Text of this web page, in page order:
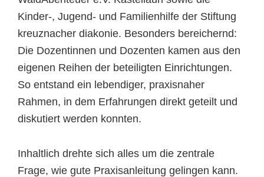
Kinder-, Jugend- und Familienhilfe der Stiftung
kreuznacher diakonie. Besonders bereichernd:
Die Dozentinnen und Dozenten kamen aus den
eigenen Reihen der beteiligten Einrichtungen.
So entstand ein lebendiger, praxisnaher
Rahmen, in dem Erfahrungen direkt geteilt und
diskutiert werden konnten.
Inhaltlich drehte sich alles um die zentrale
Frage, wie gute Praxisanleitung gelingen kann.